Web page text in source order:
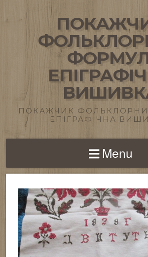
ПОКАЖЧИК
ЕПІГРАФІЧНА
Menu